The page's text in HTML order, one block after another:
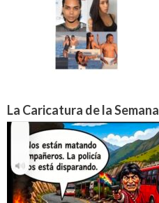
La Caricatura de la Semana